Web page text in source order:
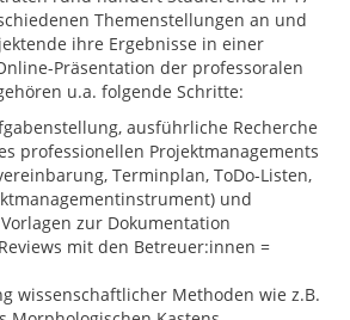
Themenstellungen an und
ihre Ergebnisse in einer
Präsentation der professoralen
u.a. folgende Schritte:
ausführliche Recherche
professionellen Projektmanagements
Terminplan, ToDo-Listen,
und
zur Dokumentation
mit den Betreuer:innen =
wissenschaftlicher Methoden wie z.B.